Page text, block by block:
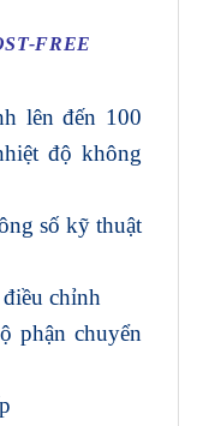
FREE
lên đến 100
độ không
số kỹ thuật
chỉnh
phận chuyển